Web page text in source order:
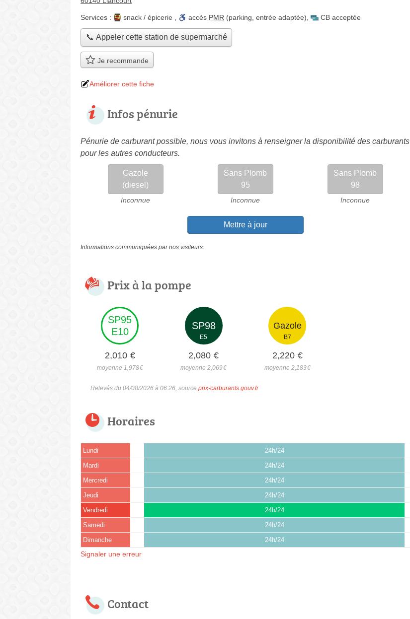
Services : snack / épicerie accès PMR (parking, entrée adaptée) CB acceptée
📞 Appeler cette station de supermarché
Je recommande
Améliorer cette fiche
Infos pénurie
Pénurie de carburant possible, nous vous invitons à renseigner la disponibilité des carburants
pour les autres conducteurs.
Gazole
(diesel)
Inconnue
Sans Plomb
95
Inconnue
Sans Plomb
98
Inconnue
Mettre à jour
Informations communiquées par nos visiteurs.
Prix à la pompe
SP95
E10
2,010 €
moyenne 1,978€
SP98
E5
2,080 €
moyenne 2,069€
Gazole
B7
2,220 €
moyenne 2,183€
Relevés du 04/08/2026 à 06:26, source prix-carburants.gouv.fr
Horaires
Lundi 24h/24
Mardi 24h/24
Mercredi 24h/24
Jeudi 24h/24
Vendredi 24h/24
Samedi 24h/24
Dimanche 24h/24
Signaler une erreur
Contact